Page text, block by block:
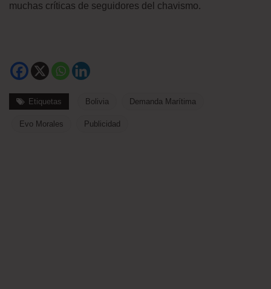
muchas críticas de seguidores del chavismo.
Etiquetas Bolivia Demanda Marítima
Evo Morales Publicidad